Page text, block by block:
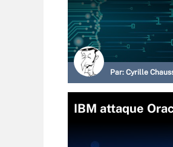
Par: Cyrille
IBM attaque